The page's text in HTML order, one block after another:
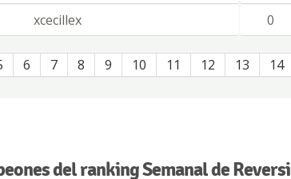
xcecillex 0
6 7 8 9 10 11 12 13 14
del ranking Semanal de Reversi